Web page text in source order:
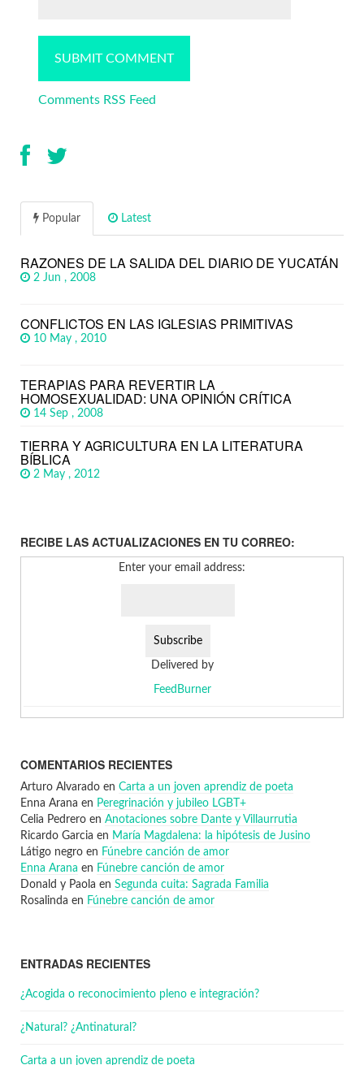
Comments RSS Feed
Popular Latest
RAZONES DE LA SALIDA DEL DIARIO DE YUCATÁN
2 Jun , 2008
CONFLICTOS EN LAS IGLESIAS PRIMITIVAS
10 May , 2010
TERAPIAS PARA REVERTIR LA
HOMOSEXUALIDAD: UNA OPINIÓN CRÍTICA
14 Sep , 2008
TIERRA Y AGRICULTURA EN LA LITERATURA
BÍBLICA
2 May , 2012
RECIBE LAS ACTUALIZACIONES EN TU CORREO:
Enter your email address:
Delivered by
FeedBurner
COMENTARIOS RECIENTES
Arturo Alvarado en Carta a un joven aprendiz de poeta
Enna Arana en Peregrinación y jubileo LGBT+
Celia Pedrero en Anotaciones sobre Dante y Villaurrutia
Ricardo Garcia en María Magdalena: la hipótesis de Jusino
Látigo negro en Fúnebre canción de amor
Enna Arana en Fúnebre canción de amor
Donald y Paola en Segunda cuita: Sagrada Familia
Rosalinda en Fúnebre canción de amor
ENTRADAS RECIENTES
¿Acogida o reconocimiento pleno e integración?
¿Natural? ¿Antinatural?
Carta a un joven aprendiz de poeta